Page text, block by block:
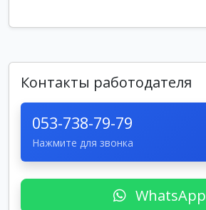
Контакты работодателя
053-738-79-79
Нажмите для звонка
WhatsApp